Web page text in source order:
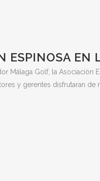
ESPINOSA EN
Málaga Golf, la
y gerentes disfrutaran de